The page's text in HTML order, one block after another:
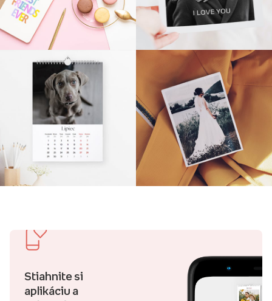
Stiahnite si
aplikáciu a